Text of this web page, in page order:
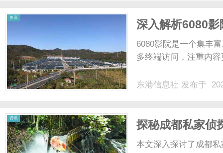
资讯
深入解析6080
6080影院是一个集丰
多终端访问，注重内
东港信息社 发布于
资讯
探秘成都私家侦
业生态
本文深入探讨了成都